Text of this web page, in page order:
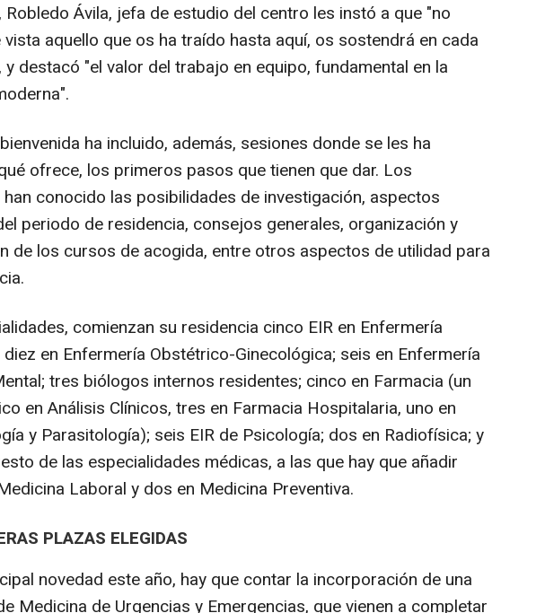
Robledo Ávila, jefa de estudio del centro les instó a que "no
aquello que os ha traído hasta aquí, os sostendrá en cada
y destacó "el valor del trabajo en equipo, fundamental en la
ha incluido, además, sesiones donde se les ha
ofrece, los primeros pasos que tienen que dar. Los
conocido las posibilidades de investigación, aspectos
periodo de residencia, consejos generales, organización y
de los cursos de acogida, entre otros aspectos de utilidad para
comienzan su residencia cinco EIR en Enfermería
diez en Enfermería Obstétrico-Ginecológica; seis en Enfermería
tres biólogos internos residentes; cinco en Farmacia (un
en Análisis Clínicos, tres en Farmacia Hospitalaria, uno en
y Parasitología); seis EIR de Psicología; dos en Radiofísica; y
de las especialidades médicas, a las que hay que añadir
Laboral y dos en Medicina Preventiva.
PLAZAS ELEGIDAS
novedad este año, hay que contar la incorporación de una
Medicina de Urgencias y Emergencias, que vienen a completar